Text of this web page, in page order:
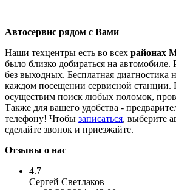
Автосервис рядом с Вами
Наши техцентры есть во всех районах
было близко добираться на автомобиле.
без выходных. Бесплатная диагностика
каждом посещении сервисной станции.
осуществим поиск любых поломок,
Также для вашего удобства -
телефону! Чтобы записаться, выберите
сделайте звонок и приезжайте.
Отзывы о нас
4.7
Сергей Светлаков